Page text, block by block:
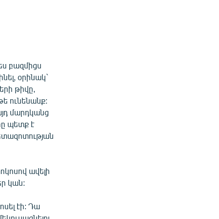
բազմիցս
օրինակ`
թիվը,
ունենանք:
մարդկանց
պետք է
ավելի
կան:
էի: Դա